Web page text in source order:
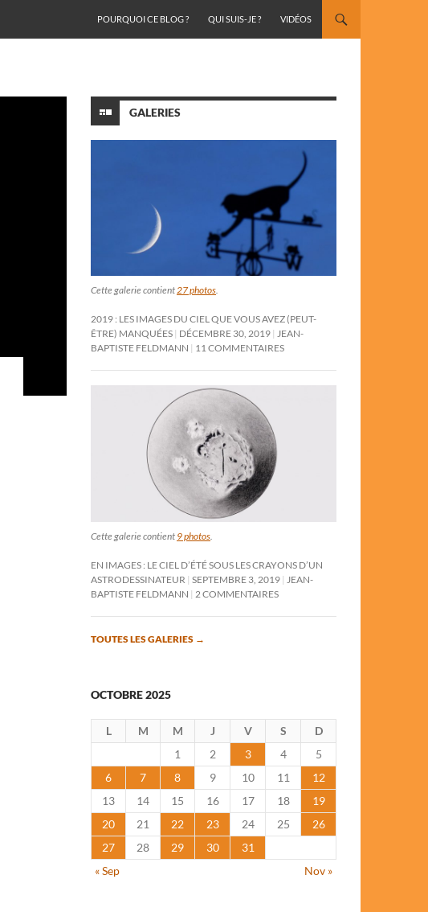
POURQUOI CE BLOG ?
QUI SUIS-JE ? VIDÉOS
GALERIES
Cette galerie contient27 photos.
2019 : LES IMAGES DU CIEL QUE VOUS AVEZ (PEUT-
ÊTRE) MANQUÉES DÉCEMBRE 30, 2019 JEAN-
BAPTISTE FELDMANN
11 COMMENTAIRES
Cette galerie contient 9 photos
EN IMAGES : LE CIEL D’ÉTÉ SOUS LES CRAYONS D’UN
ASTRODESSINATEUR SEPTEMBRE 3, 2019
JEAN-
BAPTISTE FELDMANN
2 COMMENTAIRES
TOUTES LES GALERIES →
OCTOBRE 2025
L M M J V S
D
1
2 3 4
5
6
7 8 9 10 11
12
13
14 15 16 17 18
19
20
21 22 23 24 25
26
27
28 29 30
31
« Sep
Nov »